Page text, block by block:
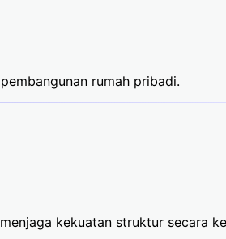
rumah pribadi.
kekuatan struktur secara